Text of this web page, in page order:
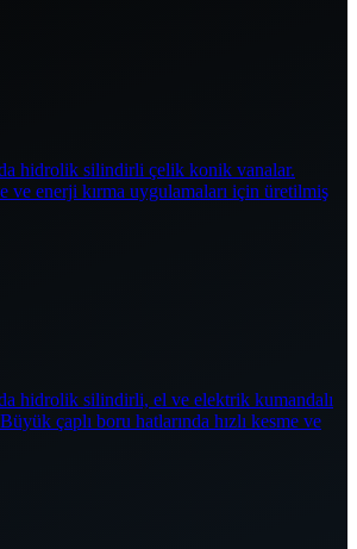
hidrolik silindirli çelik konik vanalar.
ve enerji kırma uygulamaları için üretilmiş
hidrolik silindirli, el ve elektrik kumandalı
çaplı boru hatlarında hızlı kesme ve